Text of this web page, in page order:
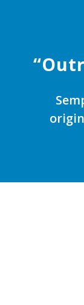
“Outr